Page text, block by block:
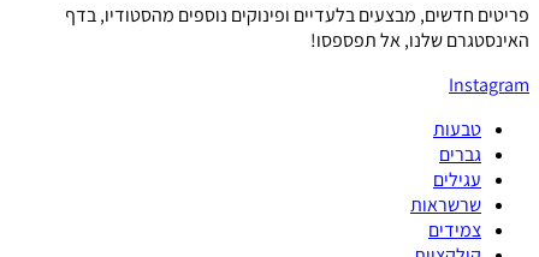
פריטים חדשים, מבצעים בלעדיים ופינוקים נוספים מהסטודיו, בדף
האינסטגרם שלנו, אל תפספסו!
Instagram
טבעות
גברים
עגילים
שרשראות
צמידים